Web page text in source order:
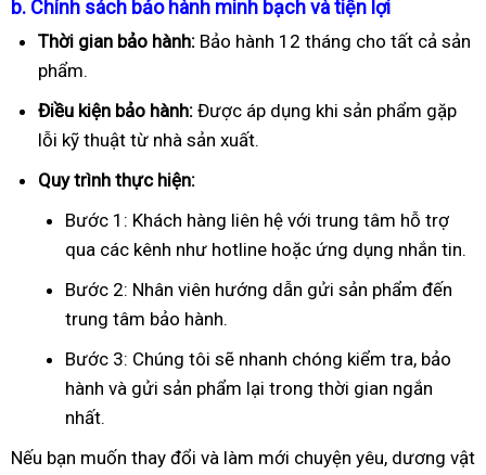
b. Chính sách bảo hành minh bạch và tiện lợi
Thời gian bảo hành: Bảo hành 12 tháng cho tất cả sản
phẩm.
Điều kiện bảo hành: Được áp dụng khi sản phẩm gặp
lỗi kỹ thuật từ nhà sản xuất.
Quy trình thực hiện:
Bước 1: Khách hàng liên hệ với trung tâm hỗ trợ
qua các kênh như hotline hoặc ứng dụng nhắn tin.
Bước 2: Nhân viên hướng dẫn gửi sản phẩm đến
trung tâm bảo hành.
Bước 3: Chúng tôi sẽ nhanh chóng kiểm tra, bảo
hành và gửi sản phẩm lại trong thời gian ngắn
nhất.
Nếu bạn muốn thay đổi và làm mới chuyện yêu, dương vật